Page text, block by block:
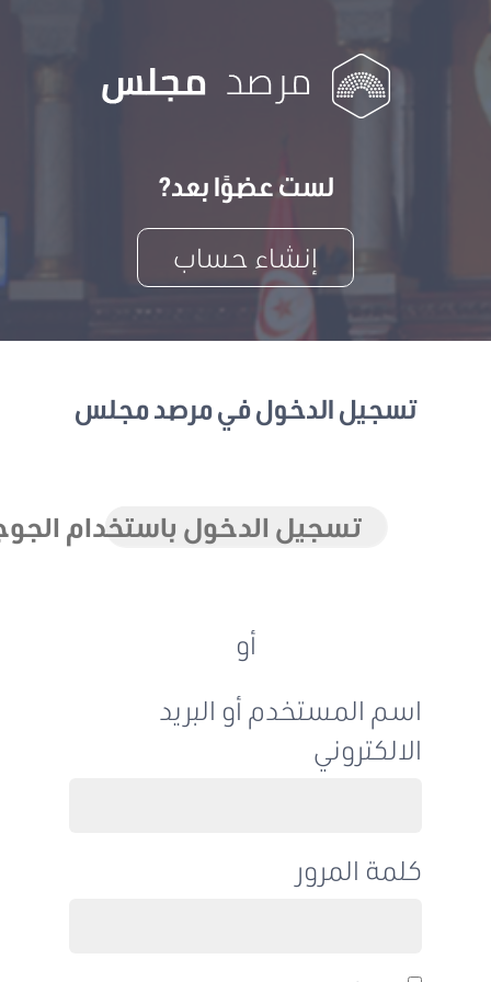
لست عضوًا بعد?
إنشاء حساب
تسجيل الدخول في مرصد مجلس
تسجيل الدخول باستخدام الجوجل
اسم المستخدم أو البريد
الالكتروني
كلمة المرور